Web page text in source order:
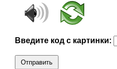
Введите код с картинки:
Отправить